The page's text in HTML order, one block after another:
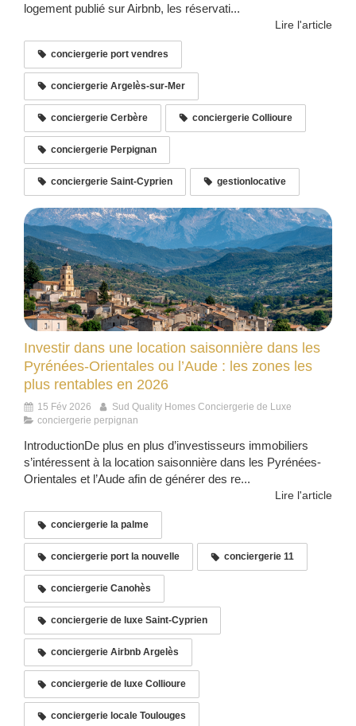
logement publié sur Airbnb, les réservati...
Lire l'article
conciergerie port vendres
conciergerie Argelès-sur-Mer
conciergerie Cerbère conciergerie Collioure
conciergerie Perpignan
conciergerie Saint-Cyprien gestionlocative
Investir dans une location saisonnière dans les
Pyrénées-Orientales ou l’Aude : les zones les
plus rentables en 2026
15 Fév 2026
Sud Quality Homes Conciergerie de Luxe
conciergerie perpignan
IntroductionDe plus en plus d’investisseurs immobiliers
s’intéressent à la location saisonnière dans les Pyrénées-
Orientales et l’Aude afin de générer des re...
Lire l'article
conciergerie la palme
conciergerie port la nouvelle conciergerie 11
conciergerie Canohès
conciergerie de luxe Saint-Cyprien
conciergerie Airbnb Argelès
conciergerie de luxe Collioure
conciergerie locale Toulouges